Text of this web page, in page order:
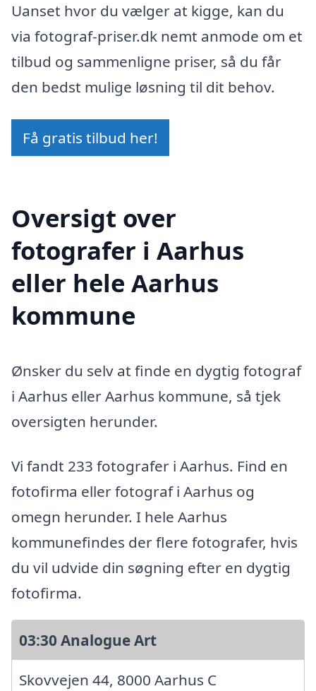
Uanset hvor du vælger at kigge, kan du
via fotograf-priser.dk nemt anmode om et
tilbud og sammenligne priser, så du får
den bedst mulige løsning til dit behov.
Få gratis tilbud her!
Oversigt over
fotografer i Aarhus
eller hele Aarhus
kommune
Ønsker du selv at finde en dygtig fotograf
i Aarhus eller Aarhus kommune, så tjek
oversigten herunder.
Vi fandt 233 fotografer i Aarhus. Find en
fotofirma eller fotograf i Aarhus og
omegn herunder. I hele Aarhus
kommunefindes der flere fotografer, hvis
du vil udvide din søgning efter en dygtig
fotofirma.
03:30 Analogue Art
Skovvejen 44, 8000 Aarhus C